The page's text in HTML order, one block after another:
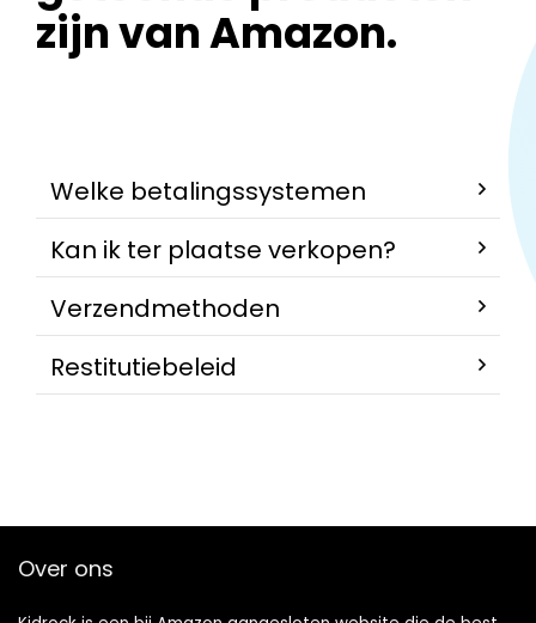
zijn van Amazon.
Welke betalingssystemen
Kan ik ter plaatse verkopen?
Verzendmethoden
Restitutiebeleid
Over ons